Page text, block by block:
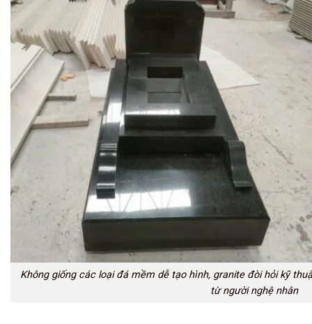
Không giống các loại đá mềm dễ tạo hình, granite đòi hỏi kỹ
từ người nghệ nhân